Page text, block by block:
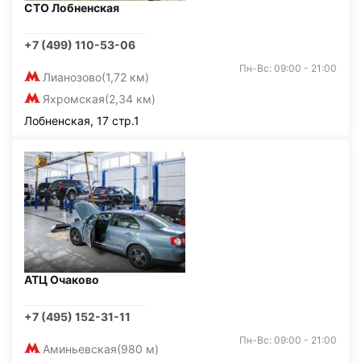
СТО Лобненская
+7 (499) 110-53-06
Лианозово(1,72 км)
Яхромская(2,34 км)
Пн-Вс: 09:00 - 21:00
Лобненская, 17 стр.1
АТЦ Очаково
+7 (495) 152-31-11
Аминьевская(980 м)
Пн-Вс: 09:00 - 21:00